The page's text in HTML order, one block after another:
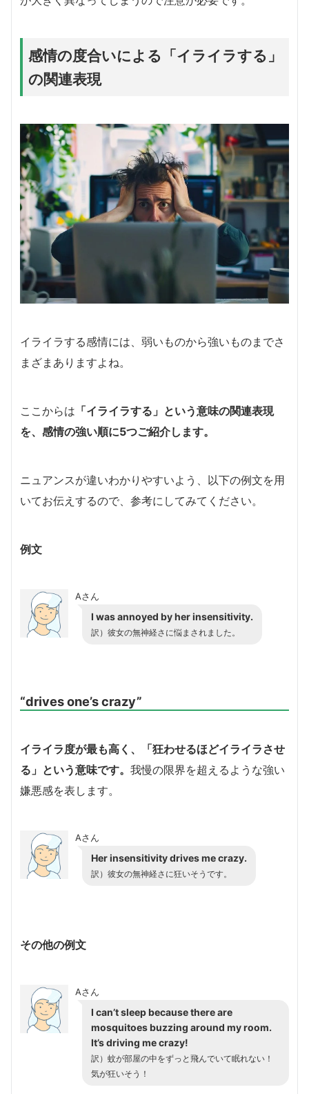
感情の度合いによる「イライラする」
の関連表現
イライラする感情には、弱いものから強いものまでさ
まざまありますよね。
ここからは 「イライラする」という意味の関連表現
を、感情の強い順に5つご紹介します。
ニュアンスが違いわかりやすいよう、以下の例文を用
いてお伝えするので、参考にしてみてください。
例文
Aさん
I was annoyed by her insensitivity.
訳）彼女の無神経さに悩まされました。
“drives one’s crazy”
イライラ度が最も高く、「狂わせるほどイライラさせ
る」という意味です。 我慢の限界を超えるような強い
嫌悪感を表します。
Aさん
Her insensitivity drives me crazy.
訳）彼女の無神経さに狂いそうです。
その他の例文
Aさん
I can’t sleep because there are
mosquitoes buzzing around my room.
It’s driving me crazy!
訳）蚊が部屋の中をずっと飛んでいて眠れない！
気が狂いそう！